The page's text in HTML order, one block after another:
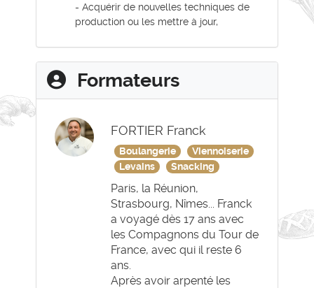
- Acquérir de nouvelles techniques de
production ou les mettre à jour,
Formateurs
FORTIER Franck
Boulangerie
Viennoiserie
Levains
Snacking
Paris, la Réunion,
Strasbourg, Nîmes... Franck
a voyagé dès 17 ans avec
les Compagnons du Tour de
France, avec qui il reste 6
ans.
Après avoir arpenté les